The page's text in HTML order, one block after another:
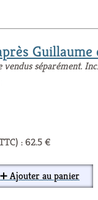
vendus séparément.
: 62.5 €
➕ Ajouter au panier